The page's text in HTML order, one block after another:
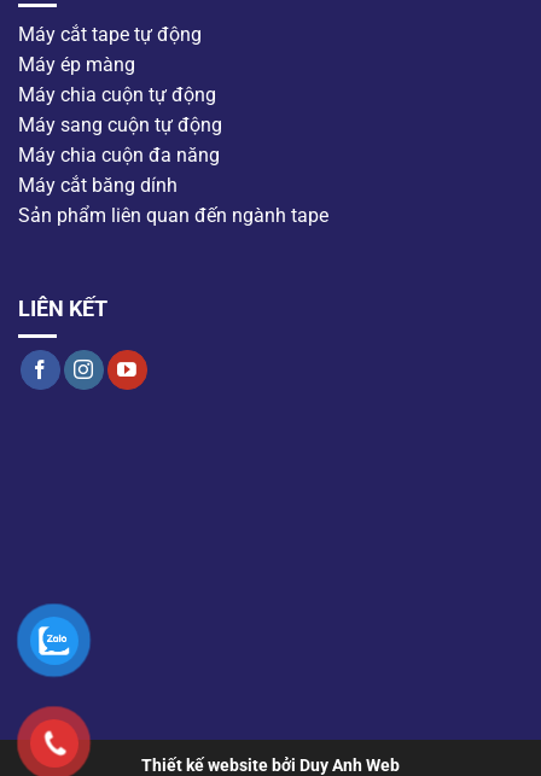
Máy cắt tape tự động
Máy ép màng
Máy chia cuộn tự động
Máy sang cuộn tự động
Máy chia cuộn đa năng
Máy cắt băng dính
Sản phẩm liên quan đến ngành tape
LIÊN KẾT
Thiết kế website bởi Duy Anh Web